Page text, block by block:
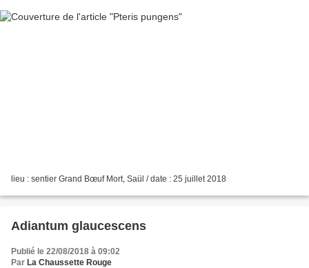
lieu : sentier Grand Bœuf Mort, Saül / date : 25 juillet 2018
Adiantum glaucescens
Publié le 22/08/2018 à 09:02
Par La Chaussette Rouge